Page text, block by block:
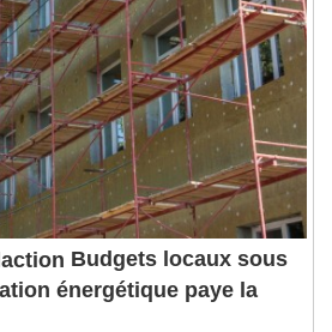
off, selected
, opens subtitles
, selected
Budgets locaux sous
énergétique paye la